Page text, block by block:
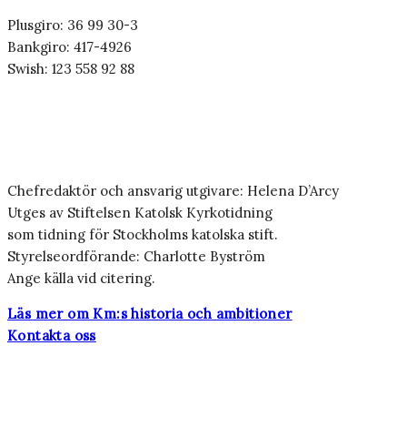
Plusgiro: 36 99 30-3
Bankgiro: 417-4926
Swish: 123 558 92 88
Chefredaktör och ansvarig utgivare: Helena D’Arcy
Utges av Stiftelsen Katolsk Kyrkotidning
som tidning för Stockholms katolska stift.
Styrelseordförande: Charlotte Byström
Ange källa vid citering.
Läs mer om Km:s historia och ambitioner
Kontakta oss